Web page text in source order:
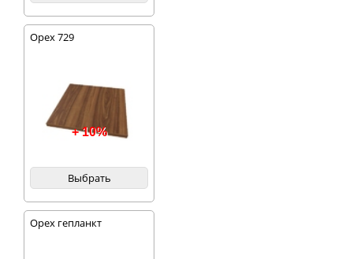
Орех 729
+ 10%
Выбрать
Орех гепланкт